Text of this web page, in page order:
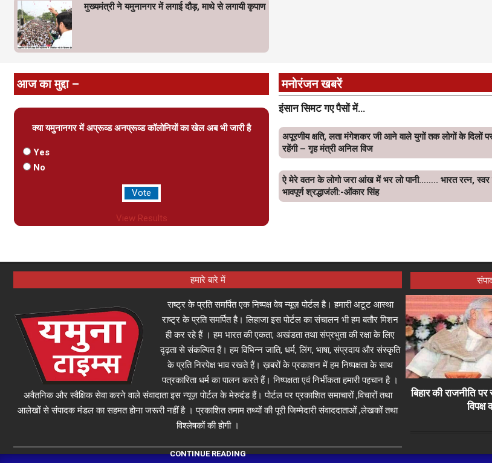
मुख्यमंत्री ने यमुनानगर में लगाई दौड़, माथे से लगायी कृपाण
आज का मुद्दा –
क्या यमुनानगर में अप्रूव्ड अनप्रूव्ड कॉलोनियों का खेल अब भी जारी है
Yes
No
View Results
मनोरंजन खबरें
इंसान सिमट गए पैसों में…
अपूरणीय क्षति, लता मंगेशकर जी आने वाले युगों तक लोगों के दिलों
रहेंगी – गृह मंत्री अनिल विज
ऐ मेरे वतन के लोगो जरा आंख में भर लो पानी…….. भारत रत्न, स्वर
भावपूर्ण श्रद्धाजंली:-ओंकार सिंह
हमारे बारे में
राष्ट्र के प्रति समर्पित एक निष्पक्ष वेब न्यूज़ पोर्टल है। हमारी अटूट आस्था
राष्ट्र के प्रति समर्पित है। लिहाजा इस पोर्टल का संचालन भी हम बतौर मिशन
ही कर रहे हैं । हम भारत की एकता, अखंडता तथा संप्रभुता की रक्षा के लिए
दृढ़ता से संकल्पित हैं। हम विभिन्न जाति, धर्म, लिंग, भाषा, संप्रदाय और संस्कृति
के प्रति निरपेक्ष भाव रखते हैं। ख़बरों के प्रकाशन में हम निष्पक्षता के साथ
पत्रकारिता धर्म का पालन करते हैं। निष्पक्षता एवं निर्भीकता हमारी पहचान है ।
अवैतनिक और स्वैक्षिक सेवा करने वाले संवादाता इस न्यूज़ पोर्टल के मेरुदंड हैं। पोर्टल पर प्रकाशित समाचारों ,विचारों तथा
आलेखों से संपादक मंडल का सहमत होना जरूरी नहीं है । प्रकाशित तमाम तथ्यों की पूरी जिम्मेदारी संवाददाताओं ,लेखकों तथा
विश्लेषकों की होगी ।
CONTINUE READING
बिहार की राजनीति